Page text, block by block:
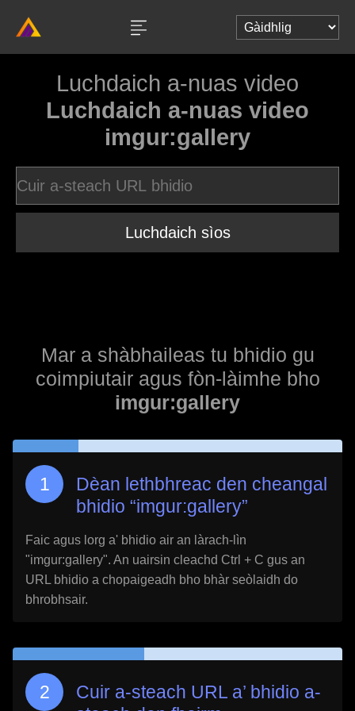
Luchdaich a-nuas video
Luchdaich a-nuas video
imgur:gallery
Luchdaich sìos
Mar a shàbhaileas tu bhidio gu
coimpiutair agus fòn-làimhe bho
imgur:gallery
Dèan lethbhreac den cheangal
bhidio “imgur:gallery”
Faic agus lorg a' bhidio air an làrach-lìn
"imgur:gallery". An uairsin cleachd Ctrl + C gus an
URL bhidio a chopaigeadh bho bhàr seòlaidh do
bhrobhsair.
Cuir a-steach URL a’ bhidio a-